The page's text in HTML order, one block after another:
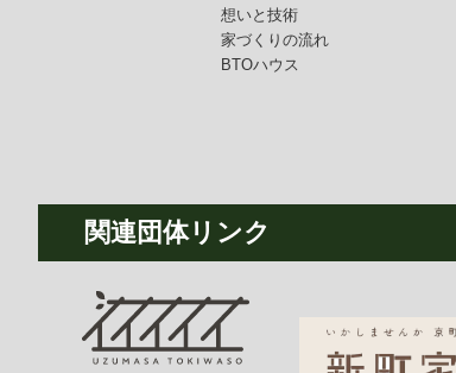
想いと技術
家づくりの流れ
BTOハウス
関連団体リンク